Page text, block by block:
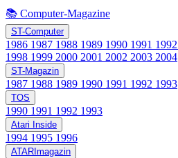
📚 Computer-Magazine
ST-Computer
1986 1987 1988 1989 1990 1991 1992
1998 1999 2000 2001 2002 2003 2004
ST-Magazin
1987 1988 1989 1990 1991 1992 1993
TOS
1990 1991 1992 1993
Atari Inside
1994 1995 1996
ATARImagazin